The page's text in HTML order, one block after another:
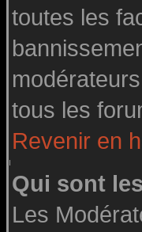
toutes les
tous les
Revenir en
Qui sont
Les